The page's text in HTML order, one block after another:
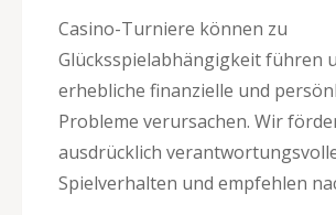
Casino-Turniere können zu
Glücksspielabhängigkeit führen
erhebliche finanzielle und
Probleme verursachen. Wir
ausdrücklich
Spielverhalten und empfehlen